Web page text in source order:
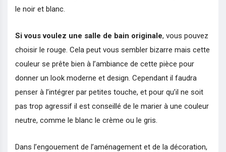
le noir et blanc.
Si vous voulez une salle de bain originale, vous pouvez
choisir le rouge. Cela peut vous sembler bizarre mais cette
couleur se prête bien à l’ambiance de cette pièce pour
donner un look moderne et design. Cependant il faudra
penser à l’intégrer par petites touche, et pour qu’il ne soit
pas trop agressif il est conseillé de le marier à une couleur
neutre, comme le blanc le crème ou le gris.
Dans l’engouement de l’aménagement et de la décoration,